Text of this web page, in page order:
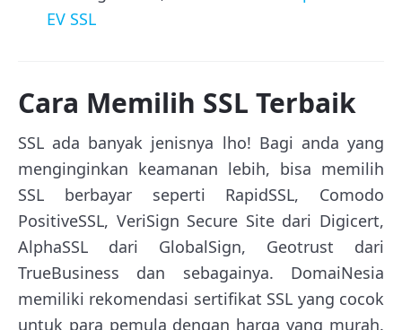
EV SSL
Cara Memilih SSL Terbaik
SSL ada banyak jenisnya lho! Bagi anda yang
menginginkan keamanan lebih, bisa memilih
SSL berbayar seperti RapidSSL, Comodo
PositiveSSL, VeriSign Secure Site dari Digicert,
AlphaSSL dari GlobalSign, Geotrust dari
TrueBusiness dan sebagainya. DomaiNesia
memiliki rekomendasi sertifikat SSL yang cocok
untuk para pemula dengan harga yang murah.